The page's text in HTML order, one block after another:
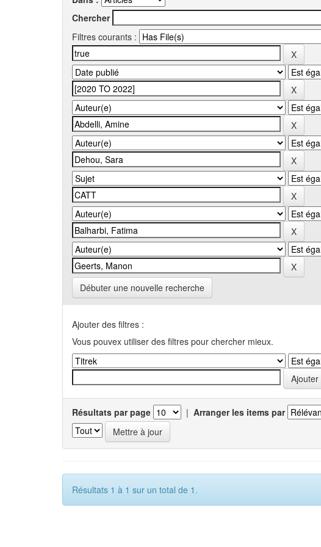
Chercher
Filtres courants :
Débuter une nouvelle recherche
Ajouter des filtres :
Vous pouvex utiliser des filtres pour chercher mieux.
Résultats par page | Arranger les items par
Résultats 1 à 1 sur un total de 1.